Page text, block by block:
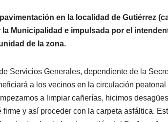
en la localidad de Gutiérrez
la Municipalidad e impulsada por el
de la zona.
Servicios Generales, dependiente de la
a los vecinos en la circulación
a limpiar cañerías, hicimos
y así proceder con la carpeta asfáltica.